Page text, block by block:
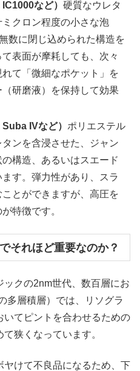
など）硬質なウレタ
クロン程度の小さな泡
数に閉じ込められた構造を
表面が摩耗しても、次々
て「微細なポケット」を
研磨液）を保持して効果
Suba IVなど）ポリエステル
ンを含浸させた、ジャン
構造、あるいはスエード
す。弾力性があり、スラ
とができますが、高圧を
特徴です。
それほど重要なのか？
クの2nm世代、数百層にお
多層積層）では、リソグラ
てピントを合わせるための
狭くなっています。
けて不良品になるため、下